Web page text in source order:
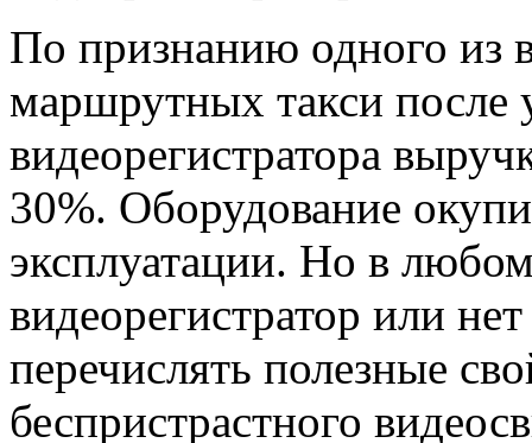
По признанию одного из
маршрутных такси после
видеорегистратора
30%. Оборудование
эксплуатации. Но в
видеорегистратор или
перечислять полезные
беспристрастного